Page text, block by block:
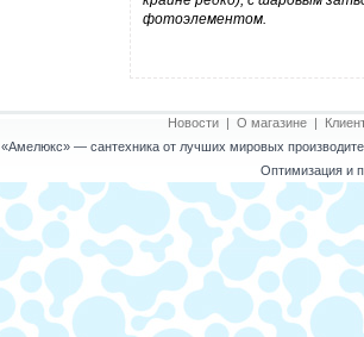
фотоэлементом.
Новости| О магазине|
«Амелюкс»— сантехника от лучших мировых
Оптимизация и